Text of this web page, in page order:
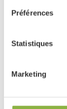
Préférences
Statistiques
Marketing
Message